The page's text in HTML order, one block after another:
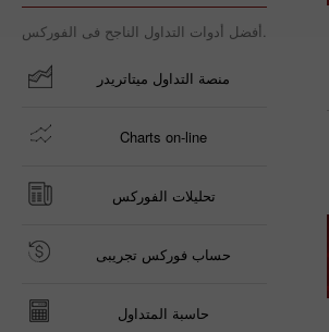
أفضل أدوات التداول الناجح فى الفوركس.
منصة التداول ميتاتريدر
Charts on-line
تحليلات الفوركس
حساب فوركس تجريبى
حاسبة المتداول